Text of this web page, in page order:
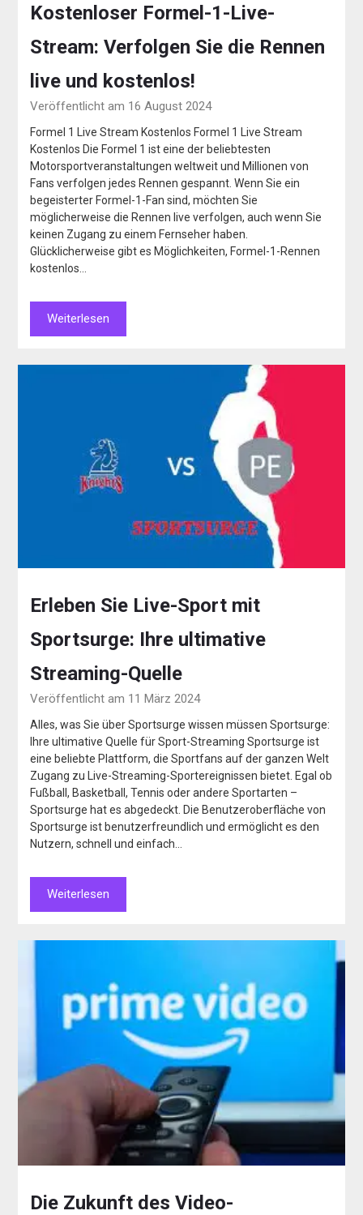
Kostenloser Formel-1-Live-
Stream: Verfolgen Sie die Rennen
live und kostenlos!
Veröffentlicht am 16 August 2024
Formel 1 Live Stream Kostenlos Formel 1 Live Stream
Kostenlos Die Formel 1 ist eine der beliebtesten
Motorsportveranstaltungen weltweit und Millionen von
Fans verfolgen jedes Rennen gespannt. Wenn Sie ein
begeisterter Formel-1-Fan sind, möchten Sie
möglicherweise die Rennen live verfolgen, auch wenn Sie
keinen Zugang zu einem Fernseher haben.
Glücklicherweise gibt es Möglichkeiten, Formel-1-Rennen
kostenlos…
Weiterlesen
Erleben Sie Live-Sport mit
Sportsurge: Ihre ultimative
Streaming-Quelle
Veröffentlicht am 11 März 2024
Alles, was Sie über Sportsurge wissen müssen Sportsurge:
Ihre ultimative Quelle für Sport-Streaming Sportsurge ist
eine beliebte Plattform, die Sportfans auf der ganzen Welt
Zugang zu Live-Streaming-Sportereignissen bietet. Egal ob
Fußball, Basketball, Tennis oder andere Sportarten –
Sportsurge hat es abgedeckt. Die Benutzeroberfläche von
Sportsurge ist benutzerfreundlich und ermöglicht es den
Nutzern, schnell und einfach…
Weiterlesen
Die Zukunft des Video-